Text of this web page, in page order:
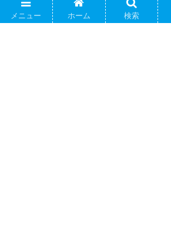
【超おすすめ！】
オシャレなヘアー
メニュー ホーム 検索